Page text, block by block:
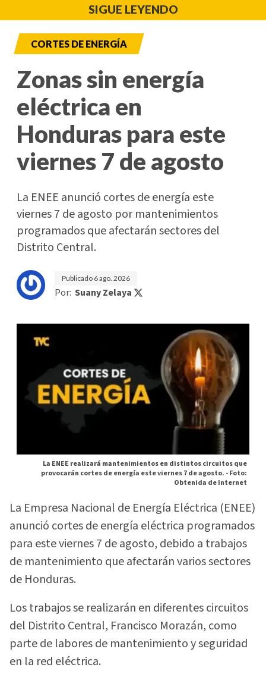
SIGUE LEYENDO
CORTES DE ENERGÍA
Zonas sin energía
eléctrica en
Honduras para este
viernes 7 de agosto
La ENEE anunció cortes de energía este
viernes 7 de agosto por mantenimientos
programados que afectarán sectores del
Distrito Central.
Publicado 6 ago. 2026
Por: Suany Zelaya
La ENEE realizará mantenimientos en distintos circuitos que
provocarán cortes de energía este viernes 7 de agosto. -Foto:
Obtenida de Internet
La Empresa Nacional de Energía Eléctrica (ENEE)
anunció cortes de energía eléctrica programados
para este viernes 7 de agosto, debido a trabajos
de mantenimiento que afectarán varios sectores
de Honduras.
Los trabajos se realizarán en diferentes circuitos
del Distrito Central, Francisco Morazán, como
parte de labores de mantenimiento y seguridad
en la red eléctrica.